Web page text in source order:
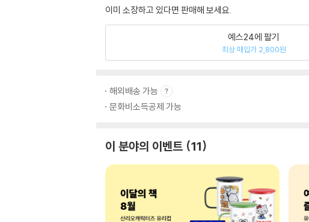
이미 소장하고 있다면 판매해 보세요.
예스24에 팔기
최상 매입가 2,800원
해외배송 가능
문화비소득공제 가능
이 분야의 이벤트 11